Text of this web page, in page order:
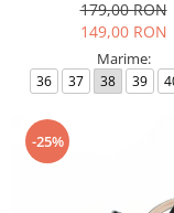
179,00 RON
149,00 RON
Marime:
36 37 38 39
-25%